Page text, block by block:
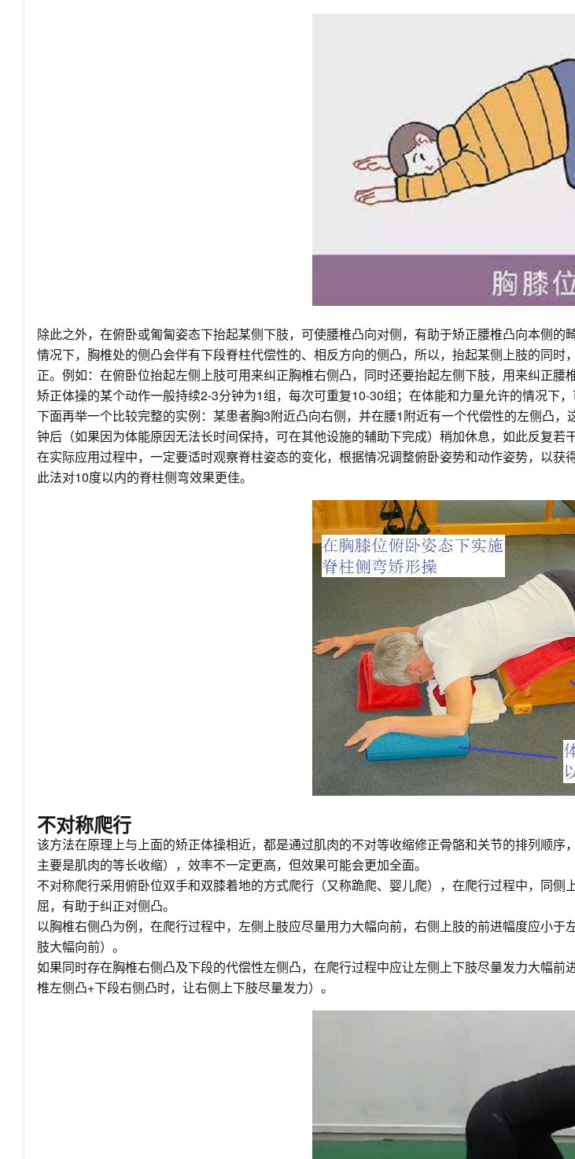
除此之外，在俯卧或匍匐姿态下抬起某侧下肢，可使腰椎凸向对侧，有助于矫正腰椎凸向本侧
情况下，胸椎处的侧凸会伴有下段脊柱代偿性的、相反方向的侧凸，所以，抬起某侧上肢的同
正。例如：在俯卧位抬起左侧上肢可用来纠正胸椎右侧凸，同时还要抬起左侧下肢，用来纠正腰
矫正体操的某个动作一般持续2-3分钟为1组，每次可重复10-30组；在体能和力量允许的情况下
下面再举一个比较完整的实例：某患者胸3附近凸向右侧，并在腰1附近有一个代偿性的左侧凸
钟后（如果因为体能原因无法长时间保持，可在其他设施的辅助下完成）稍加休息，如此反复若
在实际应用过程中，一定要适时观察脊柱姿态的变化，根据情况调整俯卧姿势和动作姿势，以获
此法对10度以内的脊柱侧弯效果更佳。
不对称爬行
该方法在原理上与上面的矫正体操相近，都是通过肌肉的不对等收缩修正骨骼和关节的排列顺
主要是肌肉的等长收缩），效率不一定更高，但效果可能会更加全面。
不对称爬行采用俯卧位双手和双膝着地的方式爬行（又称跪爬、婴儿爬），在爬行过程中，同
屈，有助于纠正对侧凸。
以胸椎右侧凸为例，在爬行过程中，左侧上肢应尽量用力大幅向前，右侧上肢的前进幅度应小
肢大幅向前）。
如果同时存在胸椎右侧凸及下段的代偿性左侧凸，在爬行过程中应让左侧上下肢尽量发力大幅
椎左侧凸+下段右侧凸时，让右侧上下肢尽量发力）。